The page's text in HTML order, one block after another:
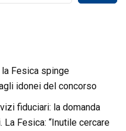
Fesica spinge
idonei del concorso
fiduciari: la domanda
La Fesica: “Inutile cercare